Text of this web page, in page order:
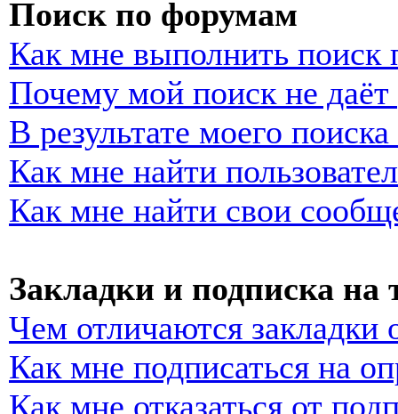
Поиск по форумам
Как мне выполнить
Почему мой поиск не даёт
В результате моего
Как мне найти
Как мне найти свои
Закладки и подписка на
Чем отличаются закладки
Как мне подписаться на
Как мне отказаться от